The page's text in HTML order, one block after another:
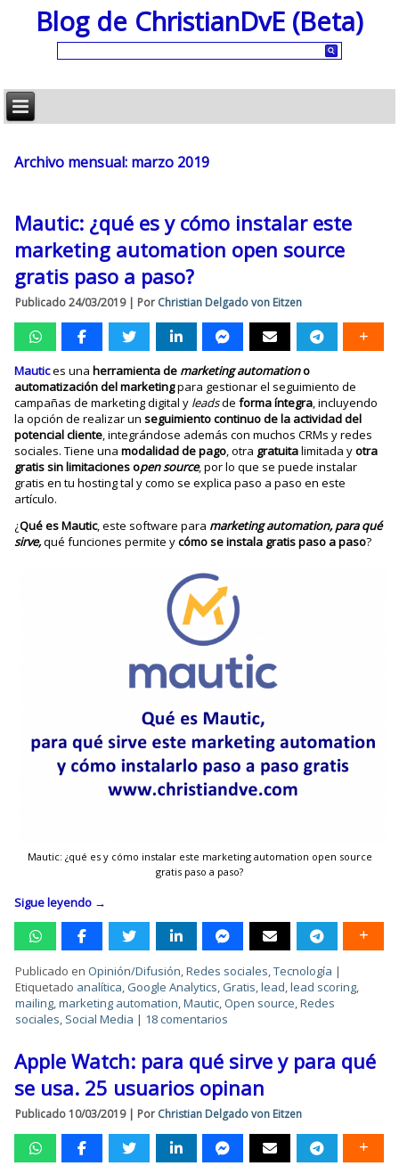
Blog de ChristianDvE (Beta)
Archivo mensual: marzo 2019
Mautic: ¿qué es y cómo instalar este
marketing automation open source
gratis paso a paso?
Publicado 24/03/2019| Por Christian Delgado von Eitzen
Mautices unaherramienta de marketing automationo
automatización del marketingpara gestionar el seguimiento de
campañas de marketing digital y leadsdeforma íntegra, incluyendo
la opción de realizar unseguimiento continuo de la actividad del
potencial cliente, integrándose además con muchos CRMs y redes
sociales. Tiene unamodalidad de pago, otra gratuitalimitada yotra
gratis sin limitaciones open source, por lo que se puede instalar
gratis en tu hosting tal y como se explica paso a paso en este
artículo.
¿Qué es Mautic, este software para marketing automation, para qué
sirve,qué funciones permite ycómo se instala gratis paso a paso?
Mautic: ¿qué es y cómo instalar este marketing automation open source
gratis paso a paso?
Sigue leyendo →
Publicado en Opinión/Difusión ,Redes sociales ,Tecnología |
Etiquetado analítica Google Analytics Gratis ,lead ,lead scoring
mailing ,marketing automation ,Mautic Open source ,Redes
sociales Social Media | 18 comentarios
Apple Watch: para qué sirve y para qué
se usa. 25 usuarios opinan
Publicado 10/03/2019| Por Christian Delgado von Eitzen